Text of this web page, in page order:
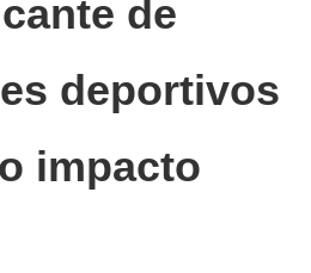
de
deportivos
impacto